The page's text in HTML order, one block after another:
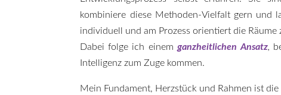
kombiniere diese Methoden-Vielfalt gern und
individuell und am Prozess orientiert die
Dabei folge ich einem ganzheitlichen Ansatz,
Intelligenz zum Zuge kommen.
Mein Fundament, Herzstück und Rahmen ist